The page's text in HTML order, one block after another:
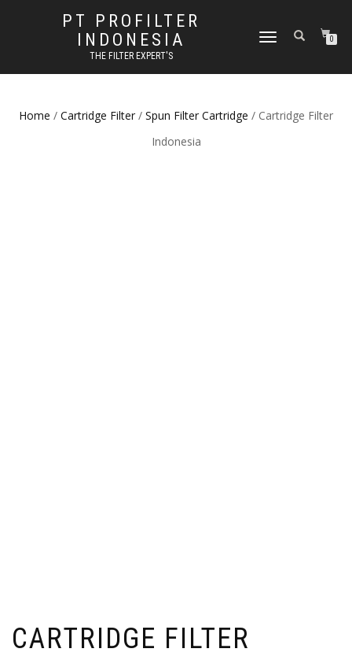
PT PROFILTER
INDONESIA
THE FILTER EXPERT'S
TOGGLE NAVIGATION0
Home / Cartridge Filter / Spun Filter Cartridge / Cartridge Filter
Indonesia
CARTRIDGE FILTER